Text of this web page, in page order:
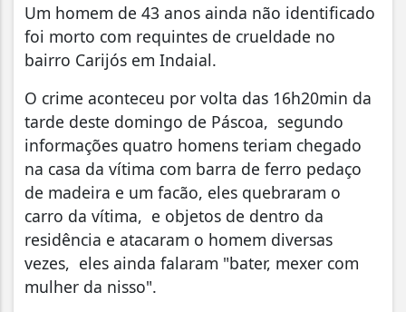
Um homem de 43 anos ainda não identificado
foi morto com requintes de crueldade no
bairro Carijós em Indaial.
O crime aconteceu por volta das 16h20min da
tarde deste domingo de Páscoa, segundo
informações quatro homens teriam chegado
na casa da vítima com barra de ferro pedaço
de madeira e um facão, eles quebraram o
carro da vítima, e objetos de dentro da
residência e atacaram o homem diversas
vezes, eles ainda falaram "bater, mexer com
mulher da nisso".